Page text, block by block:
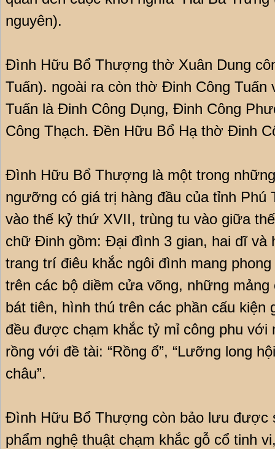
nguyên).
Đình Hữu Bổ Thượng thờ Xuân Dung
Tuấn). ngoài ra còn thờ Đinh Công
Tuấn là Đinh Công Dụng, Đinh Công
Công Thạch. Đền Hữu Bổ Hạ thờ Đinh
Đình Hữu Bổ Thượng là một trong
ngưỡng có giá trị hàng đầu của tỉnh
vào thế kỷ thứ XVII, trùng tu vào giữa
chữ Đinh gồm: Đại đình 3 gian, hai dĩ và
trang trí điêu khắc ngôi đình mang
trên các bộ diềm cửa võng, những
bát tiên, hình thú trên các phần cấu kiện
đều được chạm khắc tỷ mỉ công phu với
rồng với đề tài: “Rồng ổ”, “Lưỡng long
châu”.
Đình Hữu Bổ Thượng còn bảo lưu được
phẩm nghệ thuật chạm khắc gỗ cổ tinh